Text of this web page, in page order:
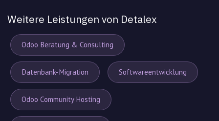
Weitere Leistungen von Detalex
Odoo Beratung & Consulting
Datenbank-Migration Softwareentwicklung
Odoo Community Hosting